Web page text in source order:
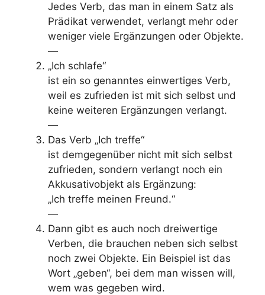
Jedes Verb, das man in einem Satz als
Prädikat verwendet, verlangt mehr oder
weniger viele Ergänzungen oder Objekte.
—
„Ich schlafe“
ist ein so genanntes einwertiges Verb,
weil es zufrieden ist mit sich selbst und
keine weiteren Ergänzungen verlangt.
—
Das Verb „Ich treffe“
ist demgegenüber nicht mit sich selbst
zufrieden, sondern verlangt noch ein
Akkusativobjekt als Ergänzung:
„Ich treffe meinen Freund.“
—
Dann gibt es auch noch dreiwertige
Verben, die brauchen neben sich selbst
noch zwei Objekte. Ein Beispiel ist das
Wort „geben“, bei dem man wissen will,
wem was gegeben wird.